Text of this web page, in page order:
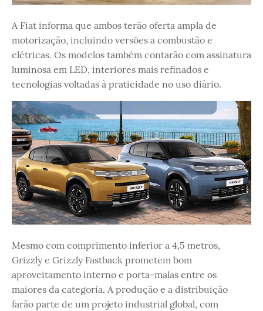
A Fiat informa que ambos terão oferta ampla de
motorização, incluindo versões a combustão e
elétricas. Os modelos também contarão com assinatura
luminosa em LED, interiores mais refinados e
tecnologias voltadas à praticidade no uso diário.
Mesmo com comprimento inferior a 4,5 metros,
Grizzly e Grizzly Fastback prometem bom
aproveitamento interno e porta-malas entre os
maiores da categoria. A produção e a distribuição
farão parte de um projeto industrial global, com